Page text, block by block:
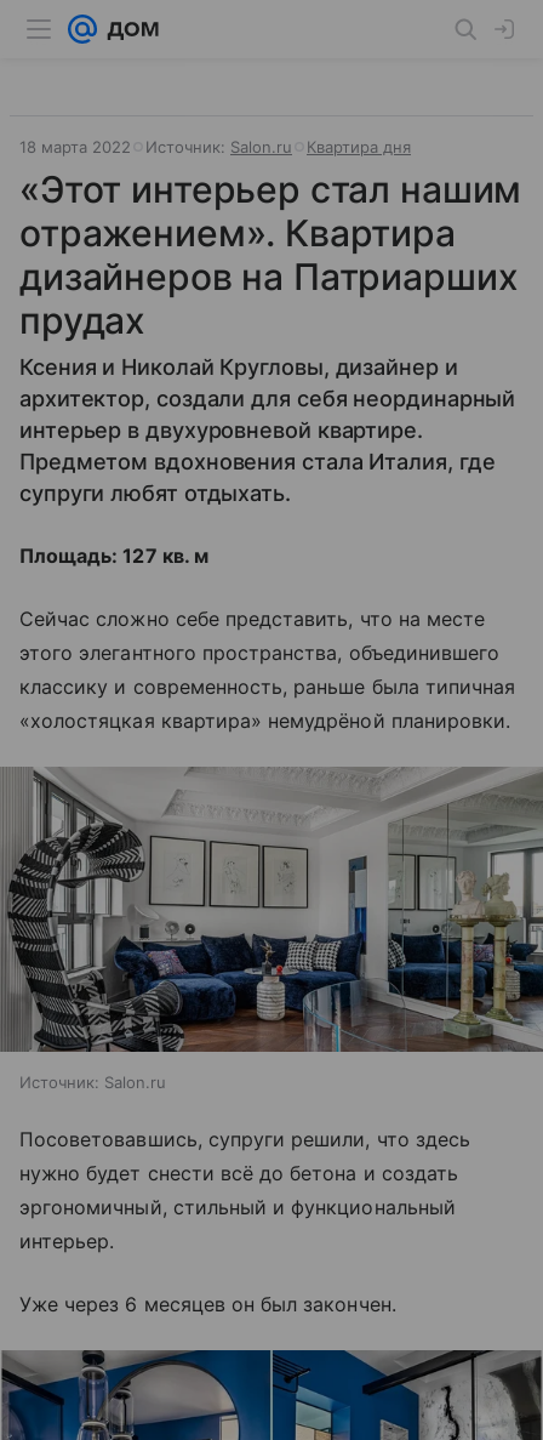
18 марта 2022 Источник: Salon.ru Квартира дня
«Этот интерьер стал нашим
отражением». Квартира
дизайнеров на Патриарших
прудах
Ксения и Николай Кругловы, дизайнер и
архитектор, создали для себя неординарный
интерьер в двухуровневой квартире.
Предметом вдохновения стала Италия, где
супруги любят отдыхать.
Площадь: 127 кв. м
Сейчас сложно себе представить, что на месте
этого элегантного пространства, объединившего
классику и современность, раньше была типичная
«холостяцкая квартира» немудрёной планировки.
Источник: Salon.ru
Посоветовавшись, супруги решили, что здесь
нужно будет снести всё до бетона и создать
эргономичный, стильный и функциональный
интерьер.
Уже через 6 месяцев он был закончен.